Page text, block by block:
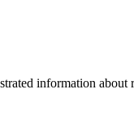
information